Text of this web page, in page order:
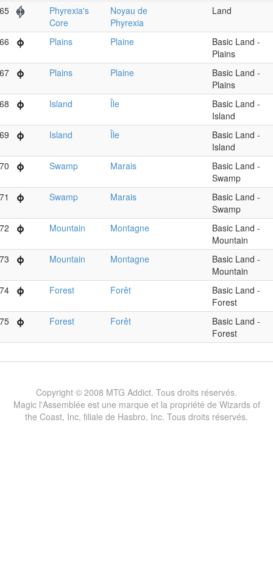
Phyrexia's
Core
Noyau de
Phyrexia
Land
Plains Plaine
Basic Land -
Plains
Plains Plaine
Basic Land -
Plains
Island Île
Basic Land -
Island
Island Île
Basic Land -
Island
Swamp Marais
Basic Land -
Swamp
Swamp Marais
Basic Land -
Swamp
Mountain Montagne
Basic Land -
Mountain
Mountain Montagne
Basic Land -
Mountain
Forest Forêt
Basic Land -
Forest
Forest Forêt
Basic Land -
Forest
Copyright © 2008 MTG Addict. Tous droits réservés.
Magic l'Assemblée est une marque et la propriété de Wizards of
the Coast, Inc, filiale de Hasbro, Inc. Tous droits réservés.